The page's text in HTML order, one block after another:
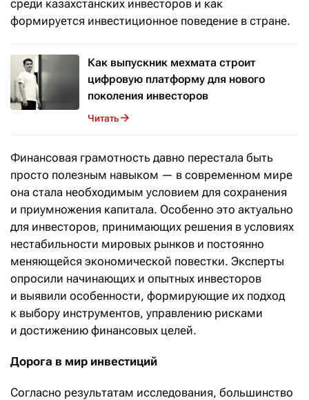
среди казахстанских инвесторов и как
формируется инвестиционное поведение в стране.
Как выпускник мехмата строит
цифровую платформу для нового
поколения инвесторов
Читать
Финансовая грамотность давно перестала быть
просто полезным навыком — в современном мире
она стала необходимым условием для сохранения
и приумножения капитала. Особенно это актуально
для инвесторов, принимающих решения в условиях
нестабильности мировых рынков и постоянно
меняющейся экономической повестки. Эксперты
опросили начинающих и опытных инвесторов
и выявили особенности, формирующие их подход
к выбору инструментов, управлению рисками
и достижению финансовых целей.
Дорога в мир инвестиций
Согласно результатам исследования, большинство